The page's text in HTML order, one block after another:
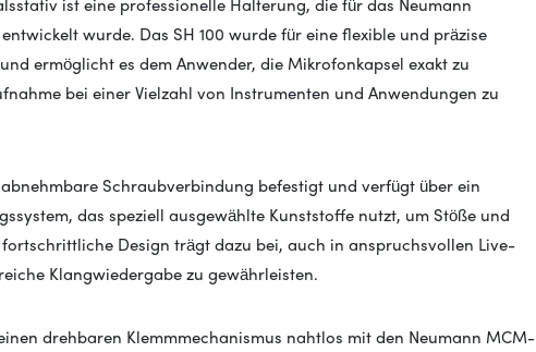
wurde. Das SH 100 wurde für eine flexible und präzise
ermöglicht es dem Anwender, die Mikrofonkapsel exakt zu
bei einer Vielzahl von Instrumenten und Anwendungen zu
Schraubverbindung befestigt und verfügt über ein
das speziell ausgewählte Kunststoffe nutzt, um Stöße und
Design trägt dazu bei, auch in anspruchsvollen Live-
Klangwiedergabe zu gewährleisten.
drehbaren Klemmmechanismus nahtlos mit den Neumann MCM-